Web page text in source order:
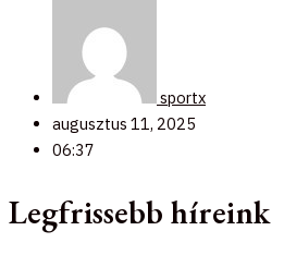
sportx
augusztus 11, 2025
06:37
Legfrissebb híreink